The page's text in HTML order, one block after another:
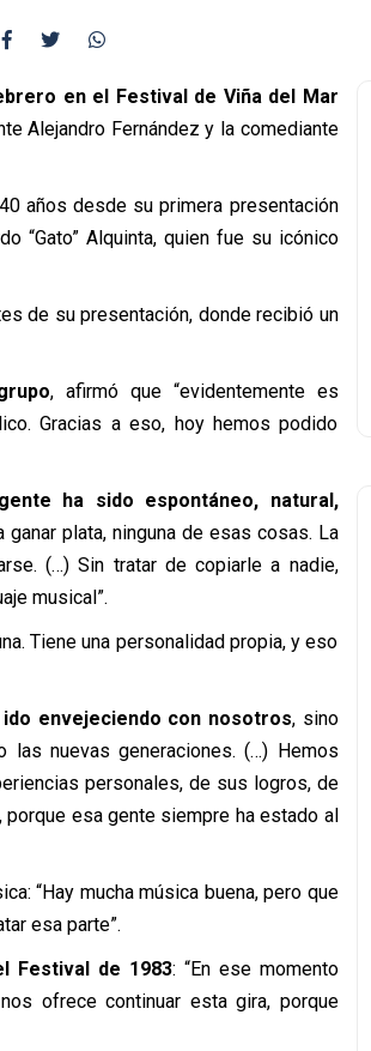
en el Festival de Viña del Mar
Alejandro Fernández y la comediante
años desde su primera presentación
“Gato” Alquinta, quien fue su icónico
de su presentación, donde recibió un
, afirmó que “evidentemente es
Gracias a eso, hoy hemos podido
ha sido espontáneo, natural,
plata, ninguna de esas cosas. La
(…) Sin tratar de copiarle a nadie,
musical”.
Tiene una personalidad propia, y eso
envejeciendo con nosotros, sino
las nuevas generaciones. (…) Hemos
personales, de sus logros, de
esa gente siempre ha estado al
“Hay mucha música buena, pero que
esa parte”.
Festival de 1983: “En ese momento
ofrece continuar esta gira, porque